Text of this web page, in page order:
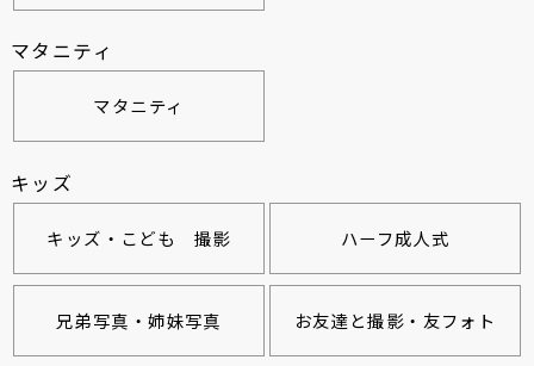
マタニティ
マタニティ
キッズ
キッズ・こども 撮影 ハーフ成人式
兄弟写真・姉妹写真 お友達と撮影・友フォト